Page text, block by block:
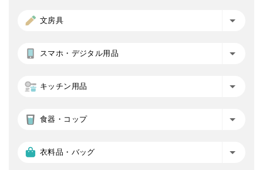
文房具
スマホ・デジタル用品
キッチン用品
食器・コップ
衣料品・バッグ